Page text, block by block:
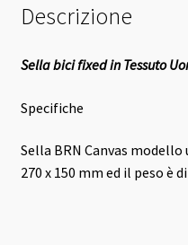
Descrizione
Sella bici fixed in Tessuto
Specifiche
Sella BRN Canvas
270 x 150 mm ed il peso è